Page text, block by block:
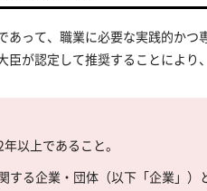
あって、職業に必要な実践的か
臣が認定して推奨することにより
以上であること。
する企業・団体（以下「企業」）